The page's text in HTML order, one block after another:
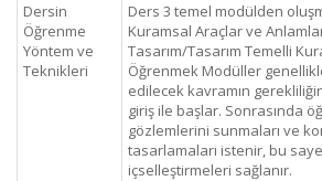
Dersin
Öğrenme
Yöntem ve
Teknikleri
Ders 3 temel modülden
Kuramsal Araçlar ve
Tasarım/Tasarım Temelli
Öğrenmek Modüller
edilecek kavramın
giriş ile başlar. Sonrasında
gözlemlerini sunmaları ve
tasarlamaları istenir, bu
içselleştirmeleri sağlanır.